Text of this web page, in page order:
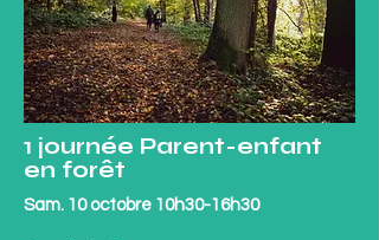
1 journée Parent-enfant
en forêt
Sam. 10 octobre 10h30-16h30